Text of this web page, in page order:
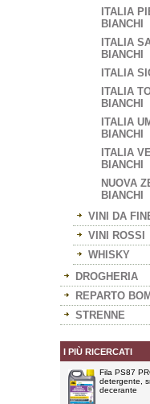
ITALIA
BIANCHI
ITALIA
BIANCHI
ITALIA
ITALIA
BIANCHI
ITALIA
BIANCHI
ITALIA
BIANCHI
NUOVA
BIANCHI
VINI DA
VINI ROSSI
WHISKY
DROGHERIA
REPARTO
STRENNE
I PIÙ RICERCATI
Fila PS87
detergente,
decerante